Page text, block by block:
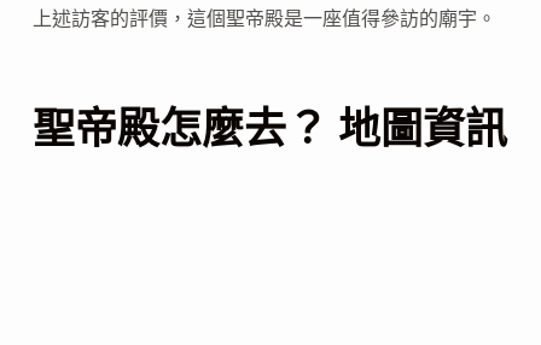
上述訪客的評價，這個聖帝殿是一座值得參訪的廟宇。
聖帝殿怎麼去？ 地圖資訊